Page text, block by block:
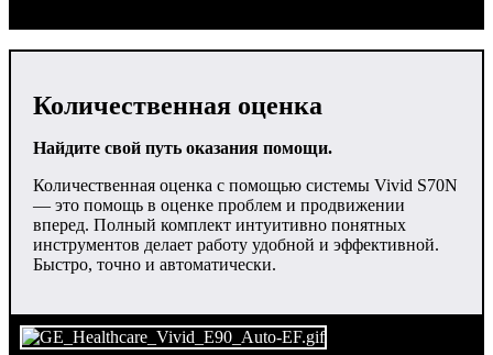
Количественная оценка
Найдите свой путь оказания помощи.
Количественная оценка с помощью системы Vivid S70N
— это помощь в оценке проблем и продвижении
вперед. Полный комплект интуитивно понятных
инструментов делает работу удобной и эффективной.
Быстро, точно и автоматически.